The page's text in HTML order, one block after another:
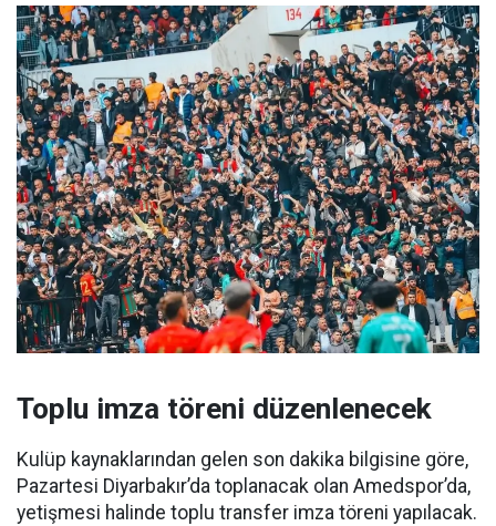
Toplu imza töreni düzenlenecek
Kulüp kaynaklarından gelen son dakika bilgisine göre,
Pazartesi Diyarbakır’da toplanacak olan Amedspor’da,
yetişmesi halinde toplu transfer imza töreni yapılacak.